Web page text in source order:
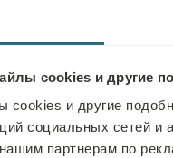
cookies и другие
и другие
социальных сетей
партнерам по